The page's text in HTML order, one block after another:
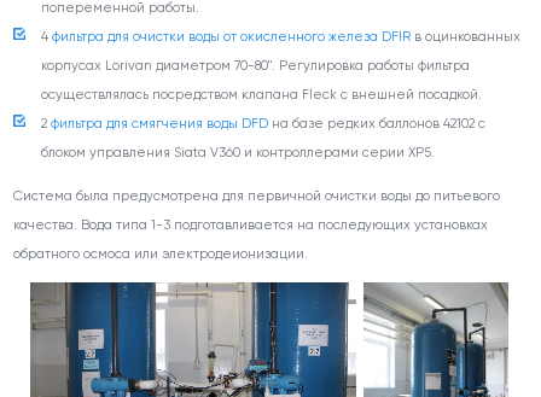
попеременной работы.
4 фильтра для очистки воды от окисленного железа DFIRв оцинкованных
корпусах Lorivan диаметром 70-80". Регулировка работы фильтра
осуществлялась посредством клапана Fleck с внешней посадкой.
2 фильтра для смягчения воды DFDна базе редких баллонов 42102 с
блоком управления Siata V360 и контроллерами серии XP5.
Система была предусмотрена для первичной очистки воды до питьевого
качества. Вода типа 1-3 подготавливается на последующих установках
обратного осмоса или электродеионизации.